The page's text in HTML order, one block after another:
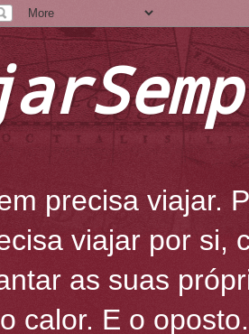
precisa viajar.
viajar por si,
as suas
calor. E o